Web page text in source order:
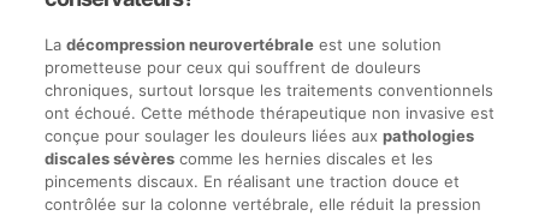
La décompression neurovertébraleest une solution
prometteuse pour ceux qui souffrent de douleurs
chroniques, surtout lorsque les traitements conventionnels
ont échoué. Cette méthode thérapeutique non invasive est
conçue pour soulager les douleurs liées aux pathologies
discales sévèrescomme les hernies discales et les
pincements discaux. En réalisant une traction douce et
contrôlée sur la colonne vertébrale, elle réduit la pression